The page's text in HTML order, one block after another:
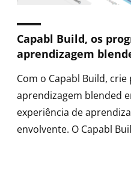
Capabl Build, os
aprendizagem
Com o Capabl Build,
aprendizagem blended
experiência de
envolvente. O Capabl